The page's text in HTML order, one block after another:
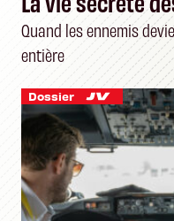
Quand les ennemis
entière
Dossier